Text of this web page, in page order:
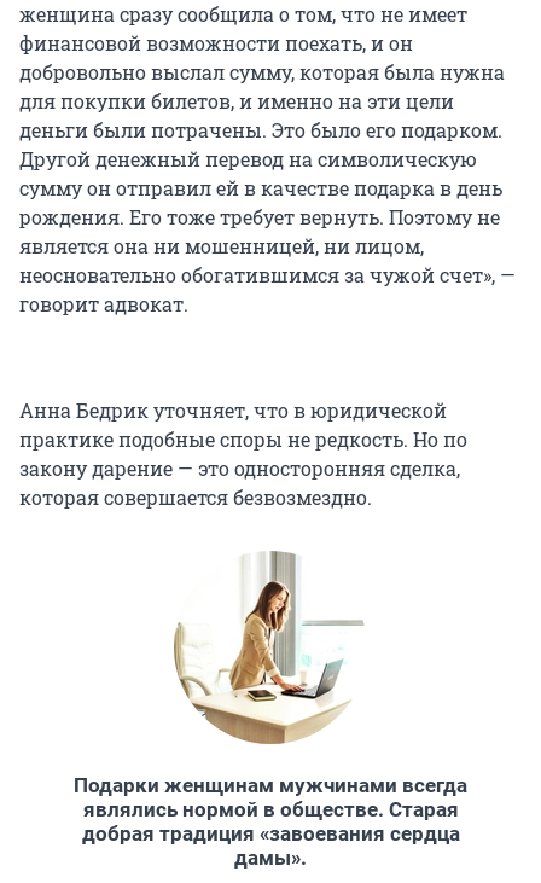
женщина сразу сообщила о том, что не имеет
финансовой возможности поехать, и он
добровольно выслал сумму, которая была нужна
для покупки билетов, и именно на эти цели
деньги были потрачены. Это было его подарком.
Другой денежный перевод на символическую
сумму он отправил ей в качестве подарка в день
рождения. Его тоже требует вернуть. Поэтому не
является она ни мошенницей, ни лицом,
неосновательно обогатившимся за чужой счет», —
говорит адвокат.
Анна Бедрик уточняет, что в юридической
практике подобные споры не редкость. Но по
закону дарение — это односторонняя сделка,
которая совершается безвозмездно.
Подарки женщинам мужчинами всегда
являлись нормой в обществе. Старая
добрая традиция «завоевания сердца
дамы».